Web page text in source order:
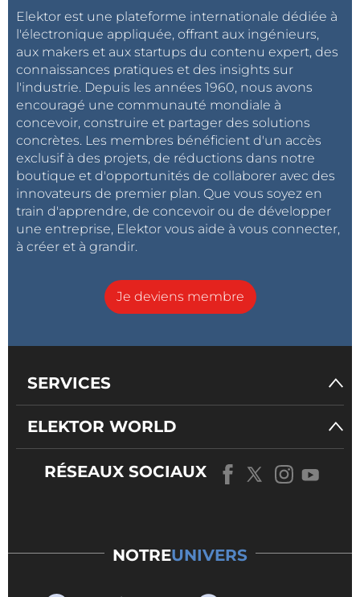
Elektor est une plateforme internationale dédiée à
l'électronique appliquée, offrant aux ingénieurs,
aux makers et aux startups du contenu expert, des
connaissances pratiques et des insights sur
l'industrie. Depuis les années 1960, nous avons
encouragé une communauté mondiale à
concevoir, construire et partager des solutions
concrètes. Les membres bénéficient d'un accès
exclusif à des projets, de réductions dans notre
boutique et d'opportunités de collaborer avec des
innovateurs de premier plan. Que vous soyez en
train d'apprendre, de concevoir ou de développer
une entreprise, Elektor vous aide à vous connecter,
à créer et à grandir.
Je deviens membre
SERVICES
ELEKTOR WORLD
RÉSEAUX SOCIAUX
NOTREUNIVERS